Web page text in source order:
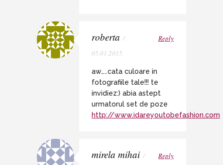
roberta /
05.01.2015
Reply
aw…..cata culoare in
fotografiile tale!!! te
invidiez:) abia astept
urmatorul set de poze
http://www.idareyoutobefashion.com
mirela mihai /
Reply